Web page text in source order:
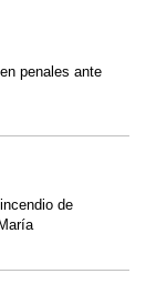
penales ante
de